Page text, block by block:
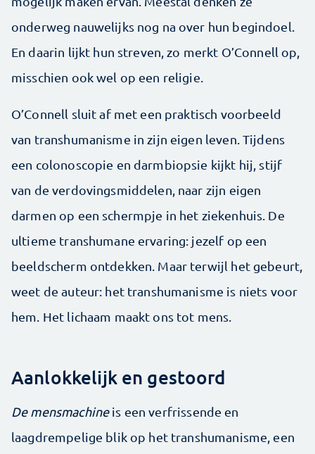
onderweg nauwelijks nog na over hun begindoel.
En daarin lijkt hun streven, zo merkt O’Connell op,
misschien ook wel op een religie.
O’Connell sluit af met een praktisch voorbeeld
van trans­humanisme in zijn eigen leven. Tijdens
een colonoscopie en darmbiopsie kijkt hij, stijf
van de verdovingsmiddelen, naar zijn eigen
darmen op een schermpje in het ziekenhuis. De
ultieme transhumane ervaring: jezelf op een
beeldscherm ­ontdekken. Maar terwijl het gebeurt,
weet de auteur: het transhumanisme is niets voor
hem. Het lichaam maakt ons tot mens.
Aanlokkelijk en gestoord
De mensmachineis een verfrissende en
laagdrempelige blik op het transhumanisme, een